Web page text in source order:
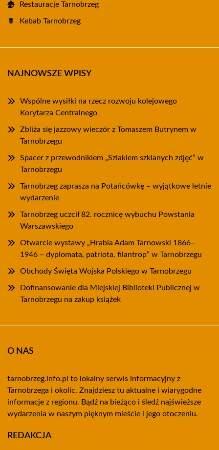
Restauracje Tarnobrzeg
Kebab Tarnobrzeg
NAJNOWSZE WPISY
Wspólne wysiłki na rzecz rozwoju kolejowego
Korytarza Centralnego
Zbliża się jazzowy wieczór z Tomaszem Butrynem w
Tarnobrzegu
Spacer z przewodnikiem „Szlakiem szklanych zdjęć” w
Tarnobrzegu
Tarnobrzeg zaprasza na Potańcówkę – wyjątkowe letnie
wydarzenie
Tarnobrzeg uczcił 82. rocznicę wybuchu Powstania
Warszawskiego
Otwarcie wystawy „Hrabia Adam Tarnowski 1866–
1946 – dyplomata, patriota, filantrop” w Tarnobrzegu
Obchody Święta Wojska Polskiego w Tarnobrzegu
Dofinansowanie dla Miejskiej Biblioteki Publicznej w
Tarnobrzegu na zakup książek
O NAS
tarnobrzeg.info.pl to lokalny serwis informacyjny z
Tarnobrzega i okolic. Znajdziesz tu aktualne i wiarygodne
informacje z regionu. Bądź na bieżąco i śledź najświeższe
wydarzenia w naszym pięknym mieście i jego otoczeniu.
REDAKCJA